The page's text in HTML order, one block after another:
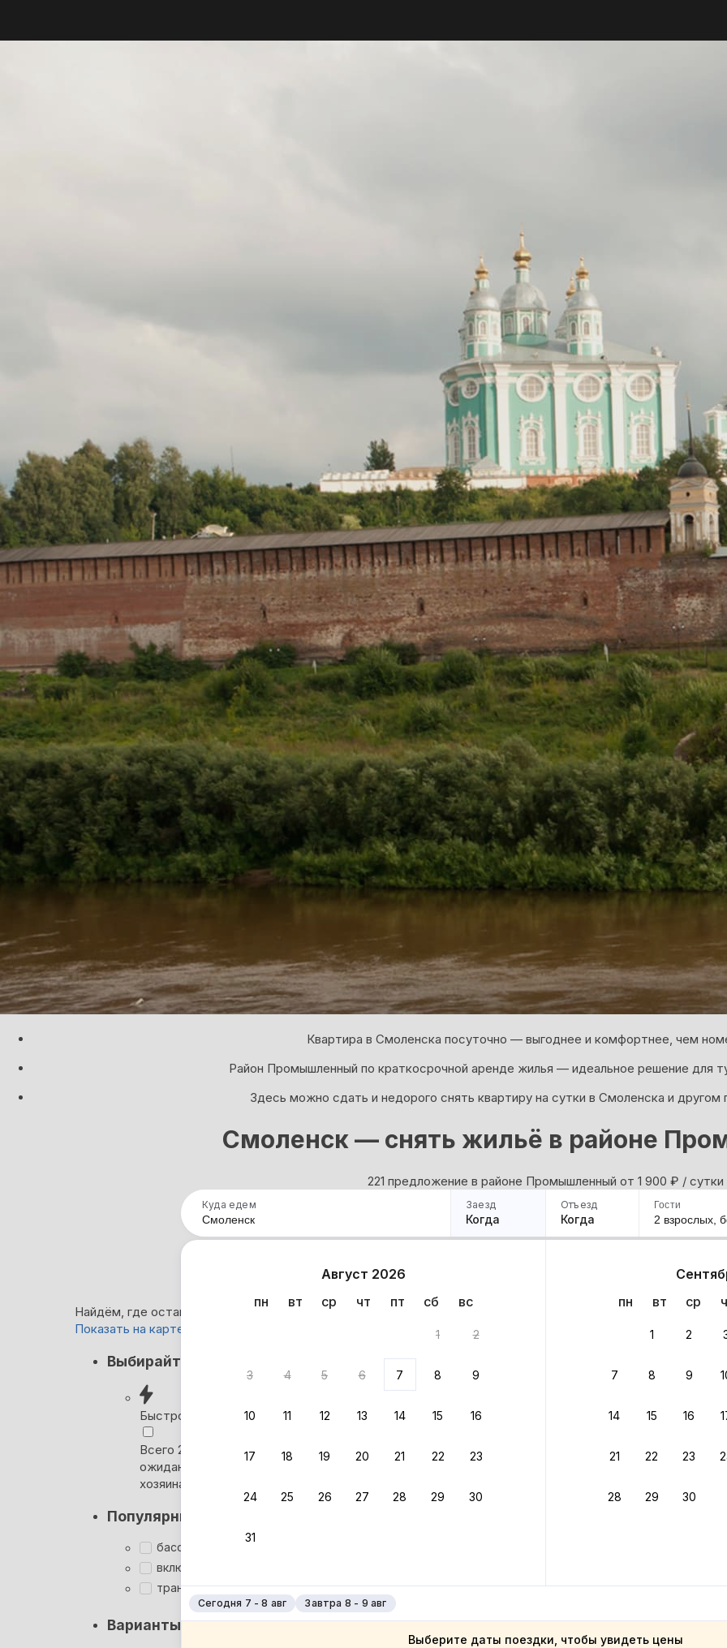
Квартира в Смоленска посуточно — выгоднее и комфортнее, чем
Район Промышленный по краткосрочной аренде жилья — идеальное решение для
Здесь можно сдать и недорого снять квартиру на сутки в Смоленска и другом
Смоленск — снять жильё в районе
221 предложение в районе Промышленный oт 1 900 ₽ / сутки
Куда едем Заезд
Когда
Отъезд
Когда
Август 2026
пн
вт ср чт пт сб вс
1 2
3 4 5 6 7 8 9
10 11 12 13 14 15 16
17 18 19 20 21 22 23
24 25 26 27 28 29 30
31
пн
вт ср
1 2
7 8 9
14 15 16
21 22 23
28 29 30
Сегодня 7 - 8 авг Завтра 8 - 9 авг
Выберите даты поездки, чтобы увидеть цены
Гости
2 взрослых,
Найдём, где остановиться в Смоленске: 221 вариант
Показать на карте
Выбирайте лучшее
Быстрое бронирование
Всего 2 минуты, без
ожидания ответа от
хозяина
Популярные фильтры
бассейн
включён завтрак
трансфер
Варианты размещения
Вернём бонусами
Суперхозяин